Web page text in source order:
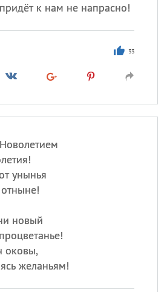
придёт к нам не напрасно!
33
унынья
новый
оковы,
желаньям!